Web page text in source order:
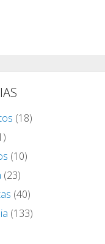
(18)
(10)
(23)
(40)
(133)